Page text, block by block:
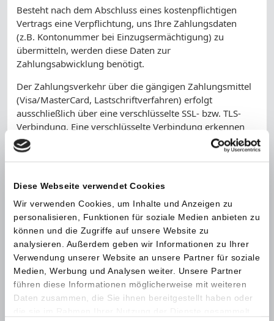
Diese Webseite verwendet Cookies
Wir verwenden Cookies, um Inhalte und Anzeigen zu
personalisieren, Funktionen für soziale Medien anbieten zu
können und die Zugriffe auf unsere Website zu
analysieren. Außerdem geben wir Informationen zu Ihrer
Verwendung unserer Website an unsere Partner für soziale
Medien, Werbung und Analysen weiter. Unsere Partner
führen diese Informationen möglicherweise mit weiteren
Daten zusammen, die Sie ihnen bereitgestellt haben oder
Besteht nach dem Abschluss eines kostenpflichtigen
Vertrags eine Verpflichtung, uns Ihre Zahlungsdaten
(z.B. Kontonummer bei Einzugsermächtigung) zu
übermitteln, werden diese Daten zur
Zahlungsabwicklung benötigt.
Der Zahlungsverkehr über die gängigen Zahlungsmittel
(Visa/MasterCard, Lastschriftverfahren) erfolgt
ausschließlich über eine verschlüsselte SSL- bzw. TLS-
Verbindung. Eine verschlüsselte Verbindung erkennen
Sie daran, dass die Adresszeile des Browsers von
"http://" auf "https://" wechselt und an dem Schloss-
Bei verschlüsselter Kommunikation können Ihre
Zahlungsdaten, die Sie an uns übermitteln, nicht von
Dritten mitgelesen werden.
Auskunft, Sperrung, Löschung
Sie haben im Rahmen der geltenden gesetzlichen
Bestimmungen jederzeit das Recht auf unentgeltliche
Auskunft über Ihre gespeicherten personenbezogenen
Daten, deren Herkunft und Empfänger und den Zweck